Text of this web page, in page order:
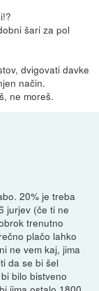
šari za pol
dvigovati davke
način.
ne moreš.
20% je treba
jurjev (če ti ne
trenutno
plačo lahko
ne vem kaj, jima
da se bi šel
bilo bistveno